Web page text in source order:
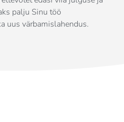
palju Sinu töö
uus värbamislahendus.